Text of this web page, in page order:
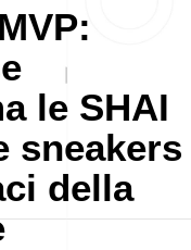
le SHAI
sneakers
della